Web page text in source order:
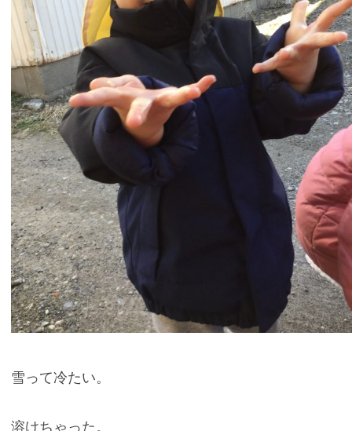
雪って冷たい。
溶けちゃった。